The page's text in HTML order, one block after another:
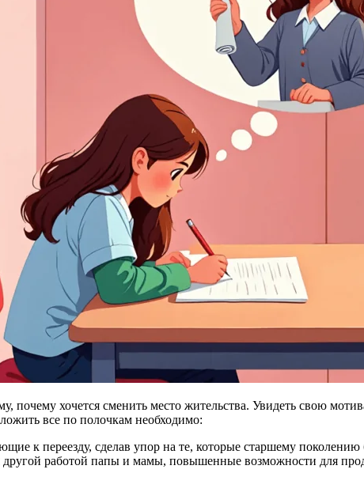
почему хочется сменить место жительства. Увидеть свою
все по полочкам необходимо:
к переезду, сделав упор на те, которые старшему
другой работой папы и мамы, повышенные возможности для